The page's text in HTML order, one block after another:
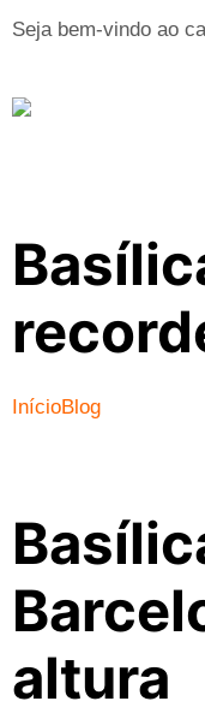
Seja bem-vindo ao
InícioBlog
altura